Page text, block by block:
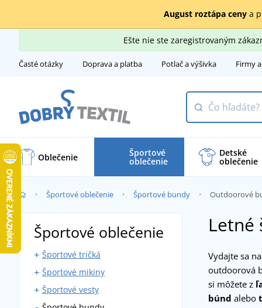
August roztápa cenya
Ešte nie ste zaregistrovaným
Časté otázky Doprava a platba Potlač a výšivka Firmy
Oblečenie Športové
oblečenie
Detské
oblečenie
Športové oblečenie Športové bundy Outdoorové
Letné
Vydajte sa
outdoorová
si môžete z
búnd alebo
Športové oblečenie
Športové tričká
Športové tielka
Športové tričká bez rukávov
Športové mikiny
Športové mikiny na zips
Športové vesty